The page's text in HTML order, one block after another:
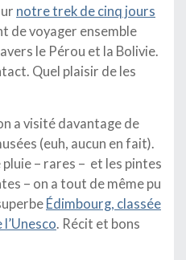
notre trek de cinq jours
de voyager ensemble
le Pérou et la Bolivie.
Quel plaisir de les
a visité davantage de
(euh, aucun en fait).
– rares – et les pintes
– on a tout de même pu
Édimbourg, classée
. Récit et bons